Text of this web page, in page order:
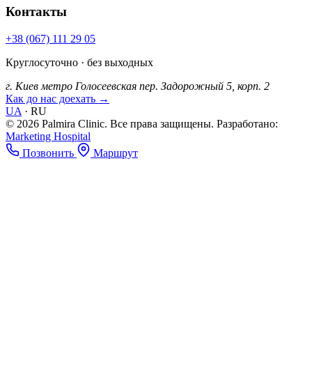
Контакты
+38 (067) 111 29 05
Круглосуточно · без выходных
г. Киев метро Голосеевская пер. Задорожный 5, корп. 2
Как до нас доехать →
UA · RU
© 2026 Palmira Clinic. Все права защищены. Разработано:
Marketing Hospital
Позвонить
Маршрут